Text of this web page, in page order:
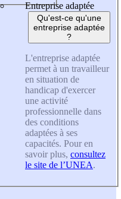
Entreprise adaptée
Qu'est-ce qu'une
entreprise adaptée
?
L'entreprise adaptée
permet à un travailleur
en situation de
handicap d'exercer
une activité
professionnelle dans
des conditions
adaptées à ses
capacités. Pour en
savoir plus, consultez
le site de l’UNEA.